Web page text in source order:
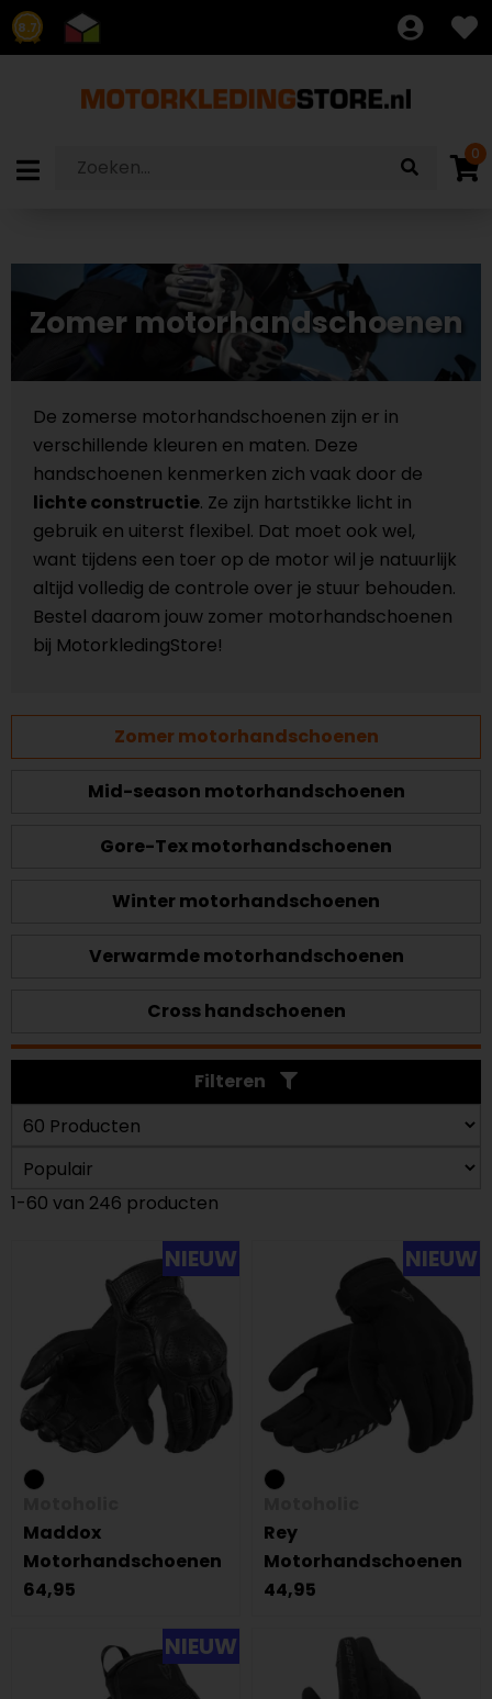
8.7
0
Zomer motorhandschoenen
De zomerse motorhandschoenen zijn er in
verschillende kleuren en maten. Deze
handschoenen kenmerken zich vaak door de
lichte constructie. Ze zijn hartstikke licht in
gebruik en uiterst flexibel. Dat moet ook wel,
want tijdens een toer op de motor wil je natuurlijk
altijd volledig de controle over je stuur behouden.
Bestel daarom jouw zomer motorhandschoenen
bij MotorkledingStore!
Zomer motorhandschoenen
Mid-season motorhandschoenen
Gore-Tex motorhandschoenen
Winter motorhandschoenen
Verwarmde motorhandschoenen
Cross handschoenen
Filteren
1-60 van 246 producten
NIEUW
Maddox
Motorhandschoenen
64,95
NIEUW
Rey
Motorhandschoenen
44,95
NIEUW